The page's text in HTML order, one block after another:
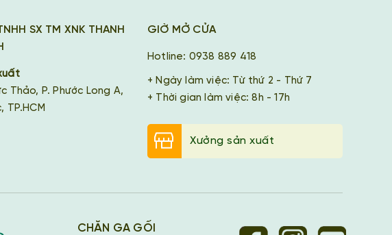
SX TM XNK THANH
Thảo, P. Phước Long A,
TP.HCM
GIỜ MỞ CỬA
Hotline: 0938 889 418
+ Ngày làm việc: Từ thứ 2 - Thứ 7
+ Thời gian làm việc: 8h - 17h
Xưởng sản xuất
CHĂN GA GỐI